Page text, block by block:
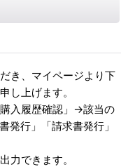
き、マイページより下
し上げます。
入履歴確認」→該当の
行」「請求書発行」
力できます。